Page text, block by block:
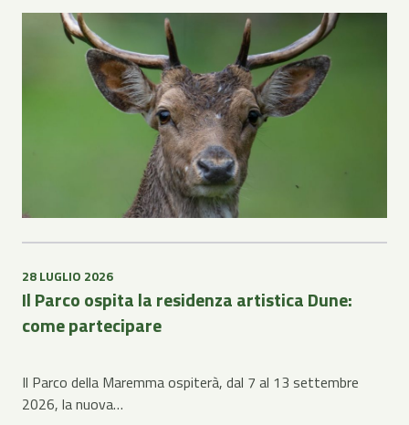
28 LUGLIO 2026
Il Parco ospita la residenza artistica Dune:
come partecipare
Il Parco della Maremma ospiterà, dal 7 al 13 settembre
2026, la nuova…